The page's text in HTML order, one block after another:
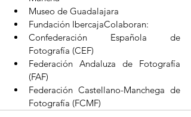
Museo de Guadalajara
Fundación IbercajaColaboran:
Confederación Española de
Fotografía (CEF)
Federación Andaluza de Fotografía
(FAF)
Federación Castellano-Manchega de
Fotografía (FCMF)